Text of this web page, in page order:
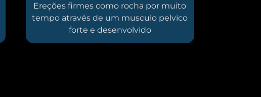
Ereções firmes como rocha por muito
tempo através de um musculo pelvico
forte e desenvolvido